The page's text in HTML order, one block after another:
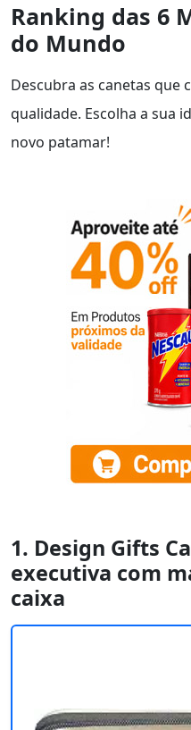
Ranking das 6
do Mundo
Descubra as canetas
qualidade. Escolha a sua
novo patamar!
1. Design Gifts
executiva com
caixa